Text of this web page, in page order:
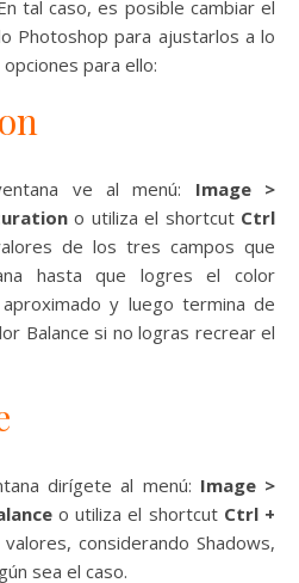
tal caso, es posible cambiar el
Photoshop para ajustarlos a lo
para ello:
ve al menú: Image >
o utiliza el shortcut Ctrl
de los tres campos que
hasta que logres el color
y luego termina de
Balance si no logras recrear el
dirígete al menú: Image >
o utiliza el shortcut Ctrl +
considerando Shadows,
sea el caso.